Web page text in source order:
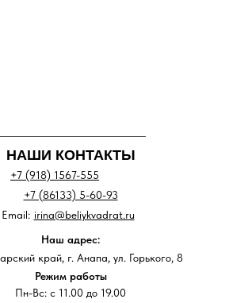
НАШИ КОНТАКТЫ
+7 (918) 1567-555
+7 (86133) 5-60-93
Наш адрес:
край, г. Анапа, ул. Горького, 8
Режим работы
Пн-Вс: с 11.00 до 19.00
irina@beliykvadrat.ru
Email: